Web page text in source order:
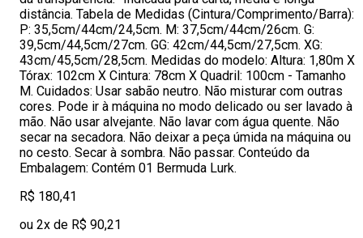
distância. Tabela de Medidas (Cintura/Comprimento/Barra):
P: 35,5cm/44cm/24,5cm. M: 37,5cm/44cm/26cm. G:
39,5cm/44,5cm/27cm. GG: 42cm/44,5cm/27,5cm. XG:
43cm/45,5cm/28,5cm. Medidas do modelo: Altura: 1,80m X
Tórax: 102cm X Cintura: 78cm X Quadril: 100cm - Tamanho
M. Cuidados: Usar sabão neutro. Não misturar com outras
cores. Pode ir à máquina no modo delicado ou ser lavado à
mão. Não usar alvejante. Não lavar com água quente. Não
secar na secadora. Não deixar a peça úmida na máquina ou
no cesto. Secar à sombra. Não passar. Conteúdo da
Embalagem: Contém 01 Bermuda Lurk.
R$ 180,41
ou 2x de R$ 90,21